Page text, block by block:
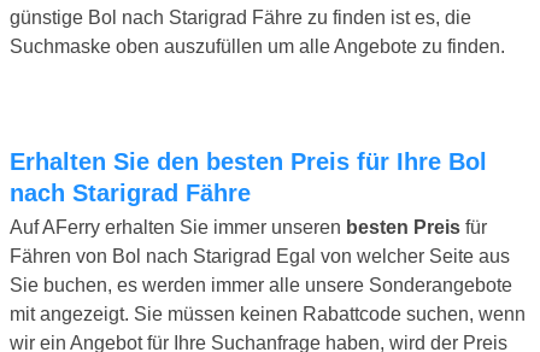
günstige Bol nach Starigrad Fähre zu finden ist es, die
Suchmaske oben auszufüllen um alle Angebote zu finden.
Erhalten Sie den besten Preis für Ihre Bol
nach Starigrad Fähre
Auf AFerry erhalten Sie immer unseren besten Preis für
Fähren von Bol nach Starigrad Egal von welcher Seite aus
Sie buchen, es werden immer alle unsere Sonderangebote
mit angezeigt. Sie müssen keinen Rabattcode suchen, wenn
wir ein Angebot für Ihre Suchanfrage haben, wird der Preis